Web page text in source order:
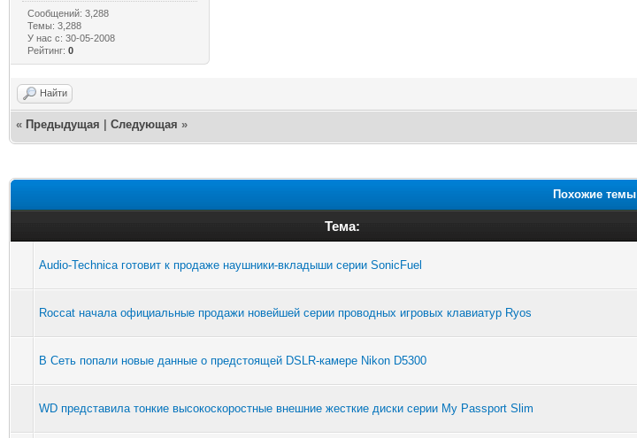
Сообщений: 3,288
Темы: 3,288
У нас с: 30-05-2008
Рейтинг:0
Найти
« Предыдущая Следующая »
Похожие темы
Тема:
Audio-Technica готовит к продаже наушники-вкладыши серии SonicFuel
Roccat начала официальные продажи новейшей серии проводных игровых клавиатур Ryos
В Сеть попали новые данные о предстоящей DSLR-камере Nikon D5300
WD представила тонкие высокоскоростные внешние жесткие диски серии My Passport Slim